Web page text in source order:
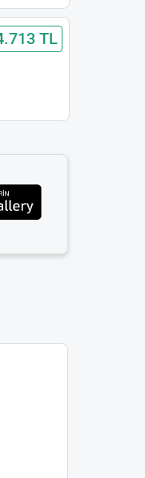
TL